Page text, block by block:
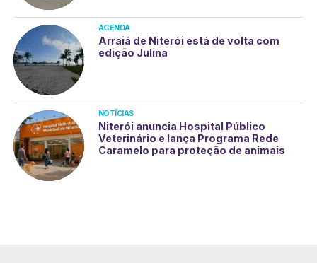
AGENDA
Arraiá de Niterói está de volta com
edição Julina
NOTÍCIAS
Niterói anuncia Hospital Público
Veterinário e lança Programa Rede
Caramelo para proteção de animais